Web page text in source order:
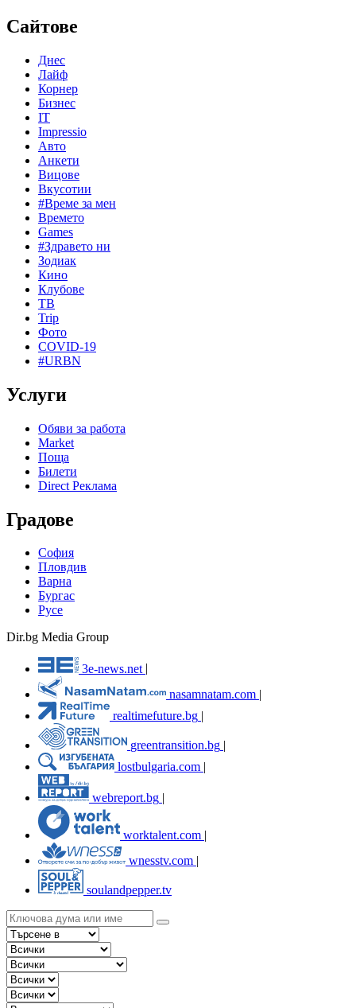
Сайтове
Днес
Лайф
Корнер
Бизнес
IT
Impressio
Авто
Анкети
Вицове
Вкусотии
#Време за мен
Времето
Games
#Здравето ни
Зодиак
Кино
Клубове
ТВ
Trip
Фото
COVID-19
#URBN
Услуги
Обяви за работа
Market
Поща
Билети
Direct Реклама
Градове
София
Пловдив
Варна
Бургас
Русе
Dir.bg Media Group
3e-news.net
nasamnatam.com |
realtimefuture.bg |
greentransition.bg |
lostbulgaria.com |
webreport.bg
worktalent.com |
wnesstv.com |
soulandpepper.tv